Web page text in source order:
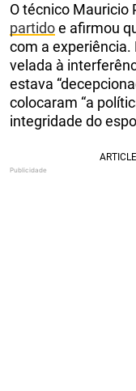
O técnico Mauricio
partidoe afirmou
com a
velada à
estava
colocaram “a
integridade do